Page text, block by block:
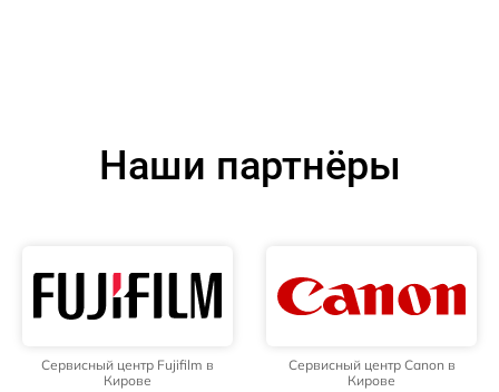
Наши партнёры
Сервисный центр Fujifilm в
Кирове
Сервисный центр Canon в
Кирове